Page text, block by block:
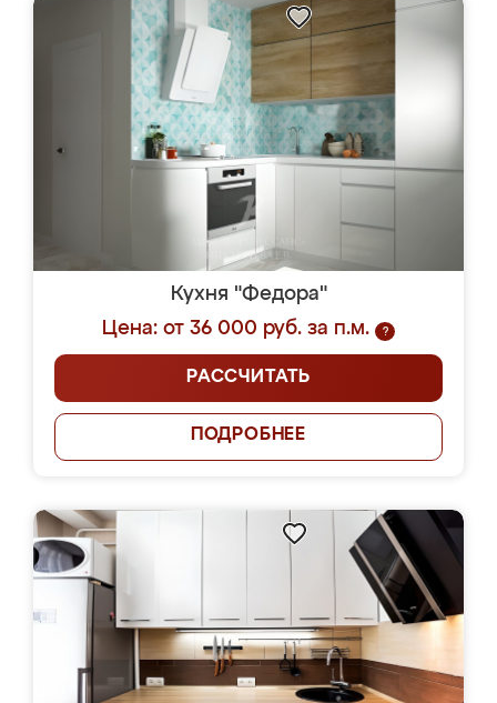
Кухня "Федора"
Цена: от 36 000 руб. за п.м.
?
РАССЧИТАТЬ
ПОДРОБНЕЕ